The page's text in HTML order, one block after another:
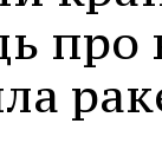
про